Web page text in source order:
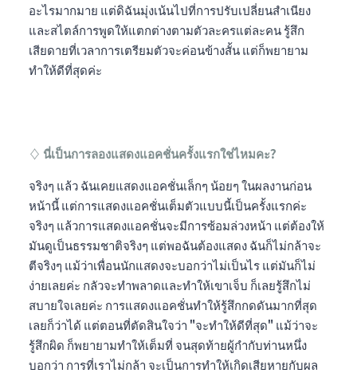
อะไรมากมาย แต่ดิฉันมุ่งเน้นไปที่การปรับเปลี่ยนสำเนียง
และสไตล์การพูดให้แตกต่างตามตัวละครแต่ละคน รู้สึก
เสียดายที่เวลาการเตรียมตัวจะค่อนข้างสั้น แต่ก็พยายาม
ทำให้ดีที่สุดค่ะ
♢ นี่เป็นการลองแสดงแอคชั่นครั้งแรกใช่ไหมคะ?
จริงๆ แล้ว ฉันเคยแสดงแอคชั่นเล็กๆ น้อยๆ ในผลงานก่อน
หน้านี้ แต่การแสดงแอคชั่นเต็มตัวแบบนี้เป็นครั้งแรกค่ะ
จริงๆ แล้วการแสดงแอคชั่นจะมีการซ้อมล่วงหน้า แต่ต้องให้
มันดูเป็นธรรมชาติจริงๆ แต่พอฉันต้องแสดง ฉันก็ไม่กล้าจะ
ตีจริงๆ แม้ว่าเพื่อนนักแสดงจะบอกว่าไม่เป็นไร แต่มันก็ไม่
ง่ายเลยค่ะ กลัวจะทำพลาดและทำให้เขาเจ็บ ก็เลยรู้สึกไม่
สบายใจเลยค่ะ การแสดงแอคชั่นทำให้รู้สึกกดดันมากที่สุด
เลยก็ว่าได้ แต่ตอนที่ตัดสินใจว่า "จะทำให้ดีที่สุด" แม้ว่าจะ
รู้สึกผิด ก็พยายามทำให้เต็มที่ จนสุดท้ายผู้กำกับท่านหนึ่ง
บอกว่า การที่เราไม่กล้า จะเป็นการทำให้เกิดเสียหายกับผล